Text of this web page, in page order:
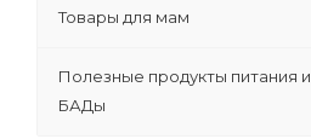
Товары для мам
Полезные продукты питания и
БАДы